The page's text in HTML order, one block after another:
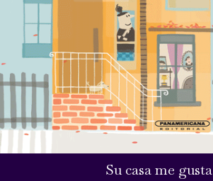
Su casa me gusta